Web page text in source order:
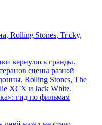
Rolling Stones, Tricky,
вернулись гранды.
сцены разной
Rolling Stones, The
XCX и Jack White.
гид по фильмам